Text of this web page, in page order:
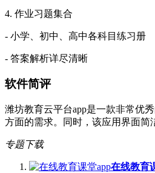
4. 作业习题集合
- 小学、初中、高中各科目练习册
- 答案解析详尽清晰
软件简评
潍坊教育云平台app是一款非常优
方面的需求。同时，该应用界面简
专题下载
在线教育